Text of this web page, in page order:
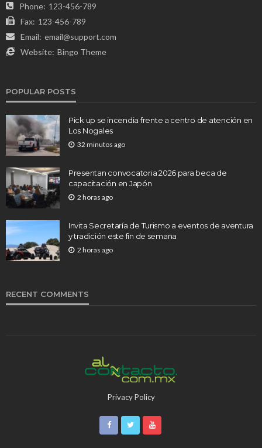
Phone: 123-456-789
Fax: 123-456-789
Email: email@support.com
Website: Bingo Theme
POPULAR POSTS
Pick up se incendia frente a centro de atención en
Los Nogales
32 minutos ago
Presentan convocatoria 2026 para beca de
capacitación en Japón
2 horas ago
Invita Secretaría de Turismo a eventos de aventura
y tradición este fin de semana
2 horas ago
RECENT COMMENTS
Privacy Policy